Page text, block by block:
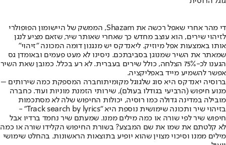
די מהר אחרי שאפל רכשה את Shazam, הממשק של היישומון הפופולרי
לזיהוי שירים, הוא עוצב מחדש כך שאחרי שאותר שיר, שזאם מציע לנגן
אותו באמצעות אפל מיוזיק. ליאנדקס יש מנגנון דומה המכונה "זיהוי"
שמאתר את השיר שמנוגן בסביבתכם. ניסינו לא מעט פעמים ובאומדן גס
הגענו לכ-75% הצלחה, כולל שירים בעברית. לא רע בכלל. כמובן שאת השיר
אפשר להשמיע מייד באפליקציה.
ברוסיה יאנדקס היא סוג שלגוגל מקומיתוחברה המספקת כמה שירותים –
מנוע חיפוש (הרביעי בגודלו בעולם), שירותי הזמנת מוניות ועוד. כחברה
מובילה במדינה גדולה כמו רוסיה, יכולות החיפוש שלה לא מסתכמות
בזיהוי שיר ותכונה שימושית נוספת היא "Track search by lyrics" -
חיפוש שיר לפי שורה או כמה מילים ממנו. שמעתם שיר נחמד ברדיו אבל
לא קלטתם את שמו את שם המבצע? בשורת החיפוש הקלידו שורה או כמה
מילים ממנו וסיכוי מצוין שהוא יופיע בתוצאות הראשונות. בהחלט שימושי